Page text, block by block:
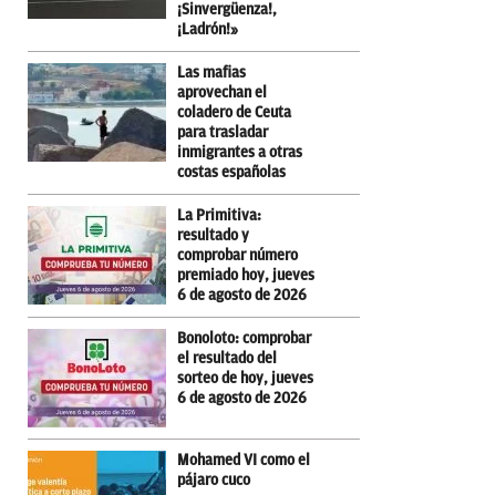
¡Sinvergüenza!,
¡Ladrón!»
Las mafias
aprovechan el
coladero de Ceuta
para trasladar
inmigrantes a otras
costas españolas
La Primitiva:
resultado y
comprobar número
premiado hoy, jueves
6 de agosto de 2026
Bonoloto: comprobar
el resultado del
sorteo de hoy, jueves
6 de agosto de 2026
Mohamed VI como el
pájaro cuco